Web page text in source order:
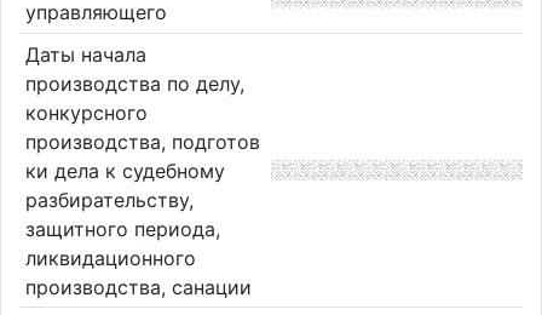
управляющего
Даты начала
производства по делу,
конкурсного
производства, подготов
ки дела к судебному
разбирательству,
защитного периода,
ликвидационного
производства, санации